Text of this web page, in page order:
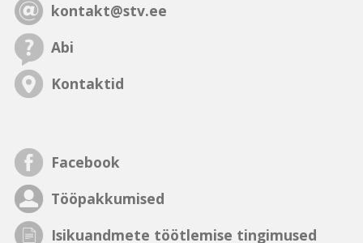
kontakt@stv.ee
Abi
Kontaktid
Facebook
Tööpakkumised
Isikuandmete töötlemise tingimused